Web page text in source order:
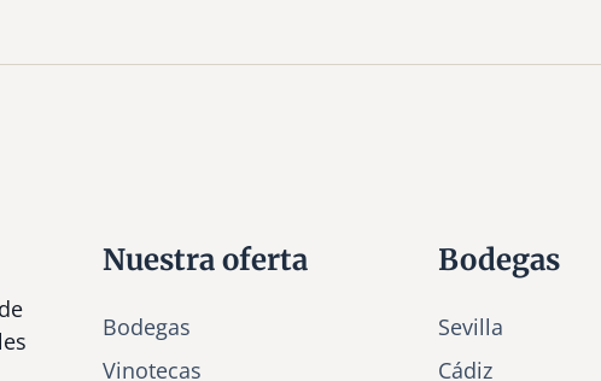
Nuestra oferta
Bodegas
Vinotecas
Bodegas
Sevilla
Cádiz